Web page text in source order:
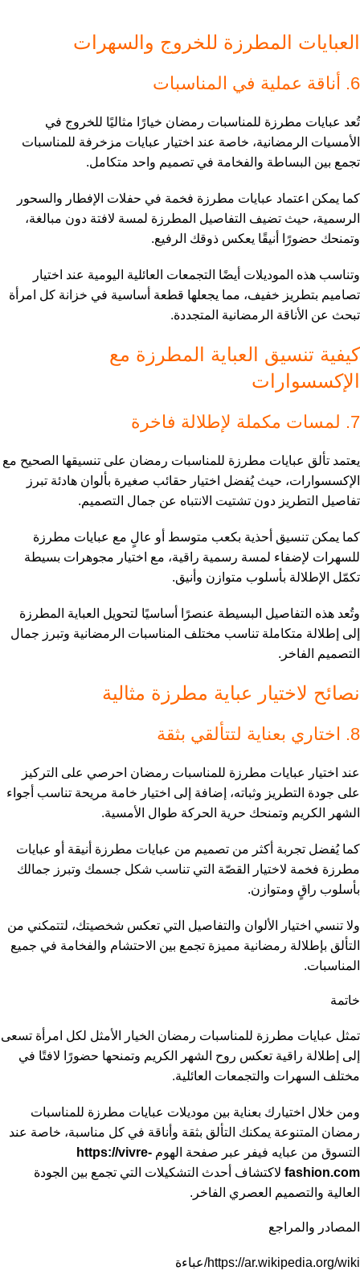
العبايات المطرزة للخروج والسهرات
6. أناقة عملية في المناسبات
تُعد عبايات مطرزة للمناسبات رمضان خيارًا مثاليًا للخروج في
الأمسيات الرمضانية، خاصة عند اختيار عبايات مزخرفة للمناسبات
تجمع بين البساطة والفخامة في تصميم واحد متكامل.
كما يمكن اعتماد عبايات مطرزة فخمة في حفلات الإفطار والسحور
الرسمية، حيث تضيف التفاصيل المطرزة لمسة لافتة دون مبالغة،
وتمنحك حضورًا أنيقًا يعكس ذوقك الرفيع.
وتناسب هذه الموديلات أيضًا التجمعات العائلية اليومية عند اختيار
تصاميم بتطريز خفيف، مما يجعلها قطعة أساسية في خزانة كل امرأة
تبحث عن الأناقة الرمضانية المتجددة.
كيفية تنسيق العباية المطرزة مع
الإكسسوارات
7. لمسات مكملة لإطلالة فاخرة
يعتمد تألق عبايات مطرزة للمناسبات رمضان على تنسيقها الصحيح مع
الإكسسوارات، حيث يُفضل اختيار حقائب صغيرة بألوان هادئة تبرز
تفاصيل التطريز دون تشتيت الانتباه عن جمال التصميم.
كما يمكن تنسيق أحذية بكعب متوسط أو عالٍ مع عبايات مطرزة
للسهرات لإضفاء لمسة رسمية راقية، مع اختيار مجوهرات بسيطة
تكمّل الإطلالة بأسلوب متوازن وأنيق.
وتُعد هذه التفاصيل البسيطة عنصرًا أساسيًا لتحويل العباية المطرزة
إلى إطلالة متكاملة تناسب مختلف المناسبات الرمضانية وتبرز جمال
التصميم الفاخر.
نصائح لاختيار عباية مطرزة مثالية
8. اختاري بعناية لتتألقي بثقة
عند اختيار عبايات مطرزة للمناسبات رمضان احرصي على التركيز
على جودة التطريز وثباته، إضافة إلى اختيار خامة مريحة تناسب أجواء
الشهر الكريم وتمنحك حرية الحركة طوال الأمسية.
كما يُفضل تجربة أكثر من تصميم من عبايات مطرزة أنيقة أو عبايات
مطرزة فخمة لاختيار القصّة التي تناسب شكل جسمك وتبرز جمالك
بأسلوب راقٍ ومتوازن.
ولا تنسي اختيار الألوان والتفاصيل التي تعكس شخصيتك، لتتمكني من
التألق بإطلالة رمضانية مميزة تجمع بين الاحتشام والفخامة في جميع
المناسبات.
خاتمة
تمثل عبايات مطرزة للمناسبات رمضان الخيار الأمثل لكل امرأة تسعى
إلى إطلالة راقية تعكس روح الشهر الكريم وتمنحها حضورًا لافتًا في
مختلف السهرات والتجمعات العائلية.
ومن خلال اختيارك بعناية بين موديلات عبايات مطرزة للمناسبات
رمضان المتنوعة يمكنك التألق بثقة وأناقة في كل مناسبة، خاصة عند
التسوق من عبايه فيفر عبر صفحة الهوم https://vivre-
fashion.com لاكتشاف أحدث التشكيلات التي تجمع بين الجودة
العالية والتصميم العصري الفاخر.
المصادر والمراجع
https://ar.wikipedia.org/wiki/عباءة